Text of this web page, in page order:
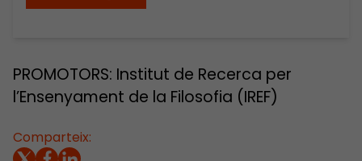
Comparteix:
PROMOTORS: Institut de Recerca per
l’Ensenyament de la Filosofia (IREF)